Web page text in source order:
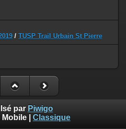
/ TUSP Trail Urbain St Pierre
par Piwigo
Mobile Classique